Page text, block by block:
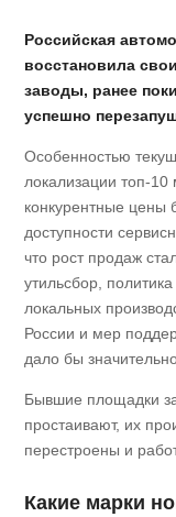
Российская
восстановила
заводы, ранее
успешно
Особенностью
локализации топ-
конкурентные цены
доступности
что рост продаж
утильсбор,
локальных
России и мер
дало бы
Бывшие площадки
простаивают, их
перестроены и
Какие марки